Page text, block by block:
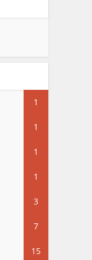
1
1
1
1
3
7
15